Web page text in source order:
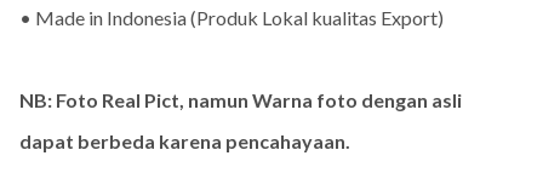
• Made in Indonesia (Produk Lokal kualitas Export)
NB: Foto Real Pict, namun Warna foto dengan asli
dapat berbeda karena pencahayaan.